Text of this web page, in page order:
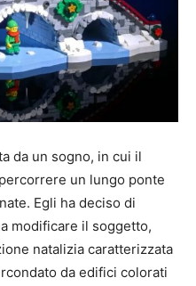
da un sogno, in cui il
un lungo ponte
Egli ha deciso di
modificare il soggetto,
natalizia caratterizzata
da edifici colorati